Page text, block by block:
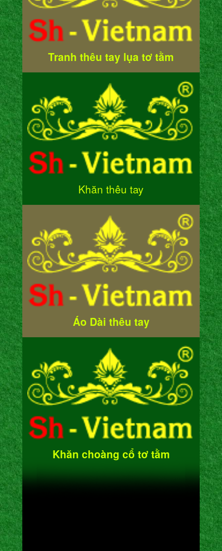
Tranh thêu tay lụa tơ tằm
Khăn thêu tay
Áo Dài thêu tay
Khăn choàng cổ tơ tằm